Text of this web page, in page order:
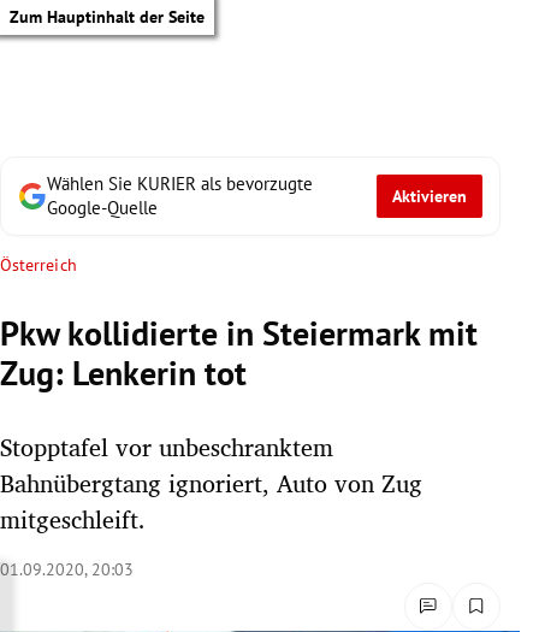
Zum Hauptinhalt der Seite
Untermenü
Untermenü
Wählen Sie KURIER als bevorzugte
Google-Quelle
Aktivieren
Österreich
Pkw kollidierte in Steiermark mit
Zug: Lenkerin tot
Stopptafel vor unbeschranktem
Bahnübergtang ignoriert, Auto von Zug
mitgeschleift.
01.09.2020, 20:03